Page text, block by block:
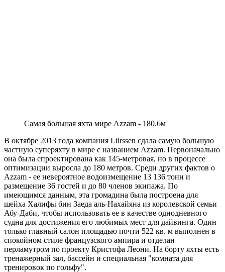
Самая большая яхта мире Azzam - 180.6м
В октябре 2013 года компания Lürssen сдала самую большую
частную суперяхту в мире с названием Azzam. Первоначально
она была спроектирована как 145-метровая, но в процессе
оптимизации выросла до 180 метров. Среди других фактов о
Azzam - ее невероятное водоизмещение 13 136 тонн и
размещение 36 гостей и до 80 членов экипажа. По
имеющимся данным, эта громадина была построена для
шейха Халифы бин Заеда аль-Нахайяна из королевской семьи
Абу-Даби, чтобы использовать ее в качестве однодневного
судна для достижения его любимых мест для дайвинга. Один
только главный салон площадью почти 522 кв. м выполнен в
спокойном стиле французского ампира и отделан
перламутром по проекту Кристофа Леони. На борту яхты есть
тренажерный зал, бассейн и специальная "комната для
тренировок по гольфу".